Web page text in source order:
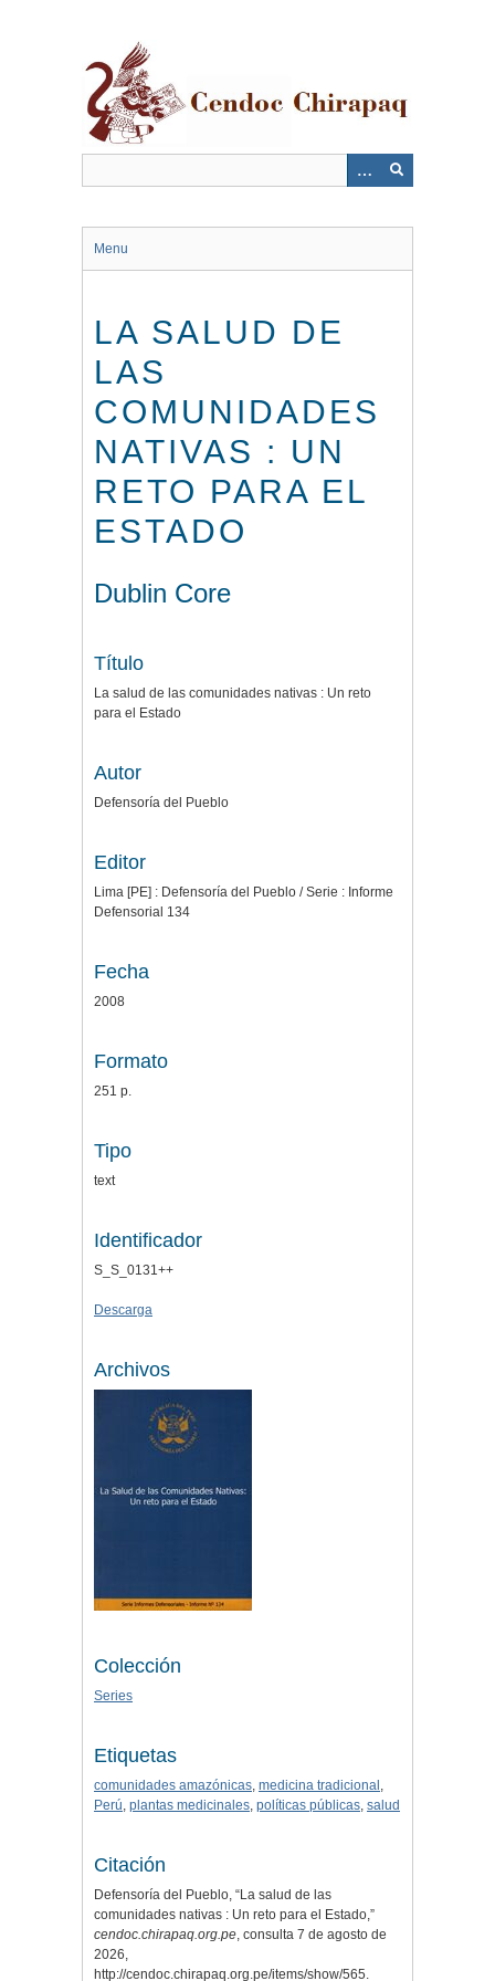
Menu
LA SALUD DE
LAS
COMUNIDADES
NATIVAS : UN
RETO PARA EL
ESTADO
Dublin Core
Título
La salud de las comunidades nativas : Un reto
para el Estado
Autor
Defensoría del Pueblo
Editor
Lima [PE] : Defensoría del Pueblo / Serie : Informe
Defensorial 134
Fecha
2008
Formato
251 p.
Tipo
text
Identificador
S_S_0131++
Descarga
Archivos
Colección
Series
Etiquetas
comunidades amazónicas, medicina tradicional ,
Perú, plantas medicinales, políticas públicas, salud
Citación
Defensoría del Pueblo, “La salud de las
comunidades nativas : Un reto para el Estado,”
cendoc.chirapaq.org.pe, consulta 7 de agosto de
2026,
http://cendoc.chirapaq.org.pe/items/show/565.